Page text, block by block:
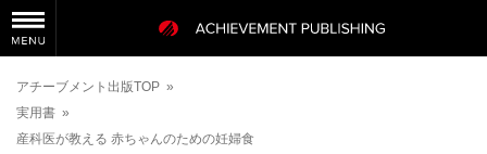
アチーブメント出版TOP »
実用書 »
産科医が教える 赤ちゃんのための妊婦食